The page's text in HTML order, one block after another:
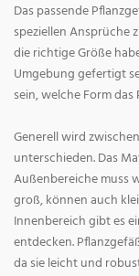
Das passende
speziellen Ansprüche
die richtige Größe
Umgebung gefertigt
sein, welche Form
Generell wird
unterschieden. Das
Außenbereiche muss
groß, können auch
Innenbereich gibt es
entdecken.
da sie leicht und